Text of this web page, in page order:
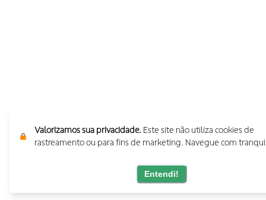
Valorizamos sua privacidade. Este site não utiliza cookies de
rastreamento ou para fins de marketing. Navegue com
Entendi!